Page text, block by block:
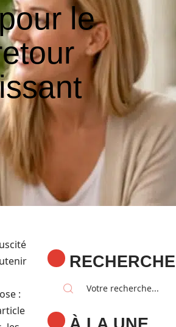
le
:
RECHERCHE